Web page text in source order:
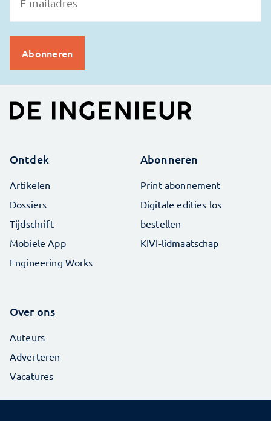
Ontdek
Artikelen
Dossiers
Tijdschrift
Mobiele App
Engineering Works
Abonneren
Print abonnement
Digitale edities los
bestellen
KIVI-lidmaatschap
Over ons
Auteurs
Adverteren
Vacatures